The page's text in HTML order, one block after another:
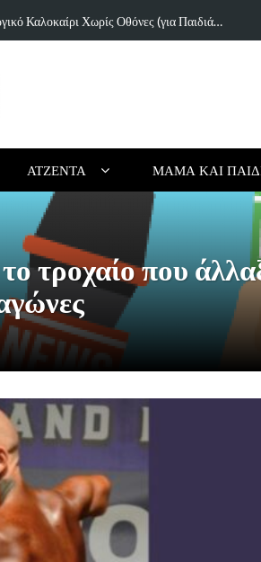
Καλοκαίρι Χωρίς Οθόνες (για Παιδιά…
ΑΤΖΈΝΤΑ ΜΑΜΆ ΚΑΙ
τροχαίο που